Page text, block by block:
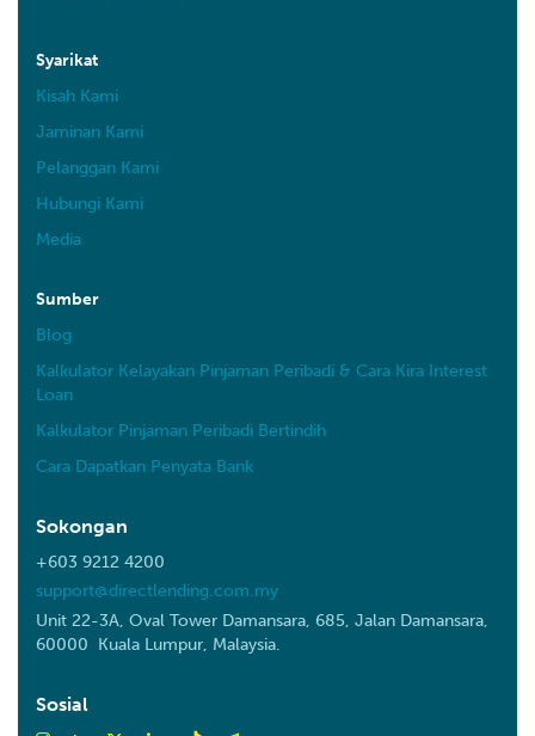
Syarikat
Kisah Kami
Jaminan Kami
Pelanggan Kami
Hubungi Kami
Media
Sokongan
+603 9212 4200
support@directlending.com.my
Unit 22-3A, Oval Tower Damansara, 685, Jalan Damansara,
60000 Kuala Lumpur, Malaysia.
Sumber
Blog
Kalkulator Kelayakan Pinjaman Peribadi & Cara Kira Interest
Loan
Kalkulator Pinjaman Peribadi Bertindih
Cara Dapatkan Penyata Bank
Sosial